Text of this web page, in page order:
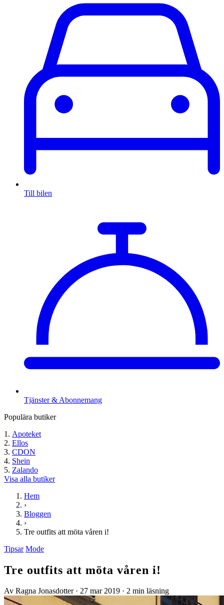
Till bilen
Tjänster & Abonnemang
Populära butiker
Apoteket
Ellos
CDON
Shein
Zalando
Visa alla butiker
Hem
›
Bloggen
›
Tre outfits att möta våren i!
Tipsar Mode
Tre outfits att möta våren i!
Av Ragna Jonasdotter · 27 mar 2019 · 2 min läsning